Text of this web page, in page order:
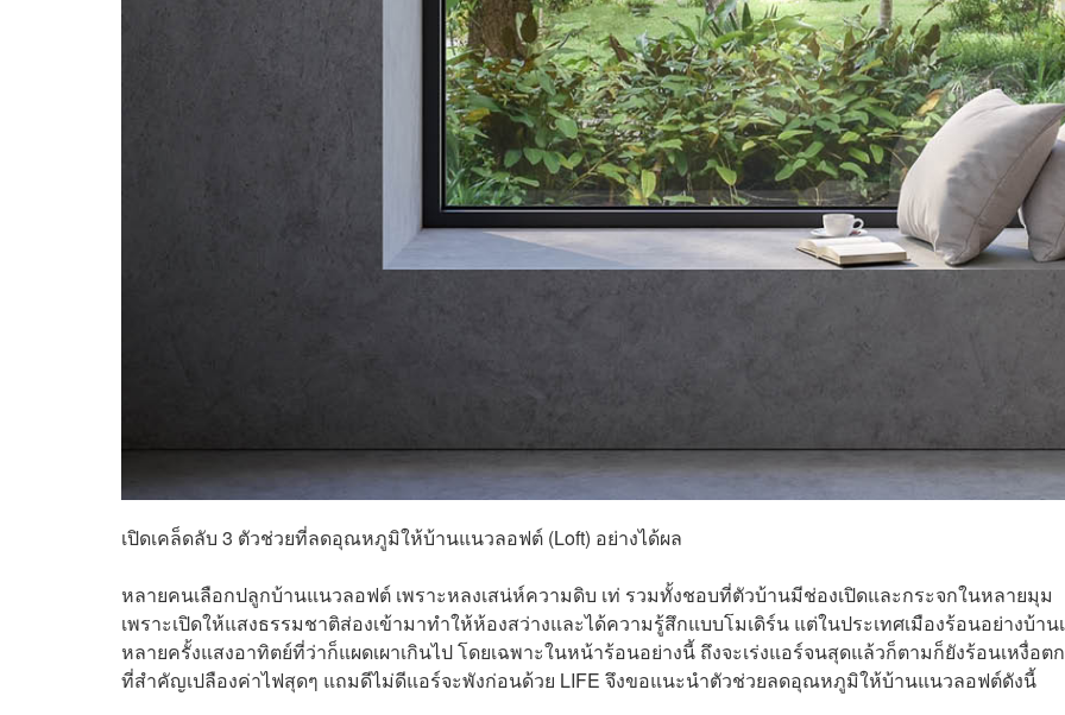
เปิดเคล็ดลับ 3 ตัวช่วยที่ลดอุณหภูมิให้บ้านแนวลอฟต์ (Loft) อย่างได้ผล
หลายคนเลือกปลูกบ้านแนวลอฟต์ เพราะหลงเสน่ห์ความดิบ เท่ รวมทั้งชอบที่ตัวบ้านมีช่องเปิดและกระจกในหลายมุม
เพราะเปิดให้แสงธรรมชาติส่องเข้ามาทำให้ห้องสว่างและได้ความรู้สึกแบบโมเดิร์น แต่ในประเทศเมืองร้อนอย่างบ้าน
หลายครั้งแสงอาทิตย์ที่ว่าก็แผดเผาเกินไป โดยเฉพาะในหน้าร้อนอย่างนี้ ถึงจะเร่งแอร์จนสุดแล้วก็ตามก็ยังร้อนเหงื่อต
ที่สำคัญเปลืองค่าไฟสุดๆ แถมดีไม่ดีแอร์จะพังก่อนด้วย LIFE จึงขอแนะนำตัวช่วยลดอุณหภูมิให้บ้านแนวลอฟต์ดังนี้